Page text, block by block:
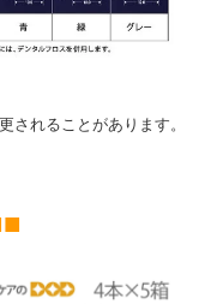
されることがあります。